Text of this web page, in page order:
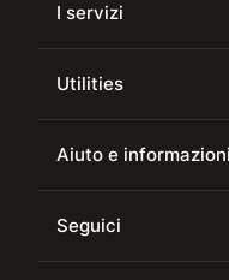
I servizi
Utilities
Aiuto e informazioni
Seguici